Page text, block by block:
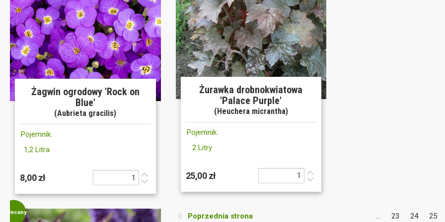
Żagwin ogrodowy 'Rock on
Blue'
(Aubrieta gracilis)
Pojemnik:
1,2 Litra
8,00 zł
Polecany
Żurawka drobnokwiatowa
'Palace Purple'
(Heuchera micrantha)
Pojemnik:
2 Litry
25,00 zł
Poprzednia strona ... 23 24 25